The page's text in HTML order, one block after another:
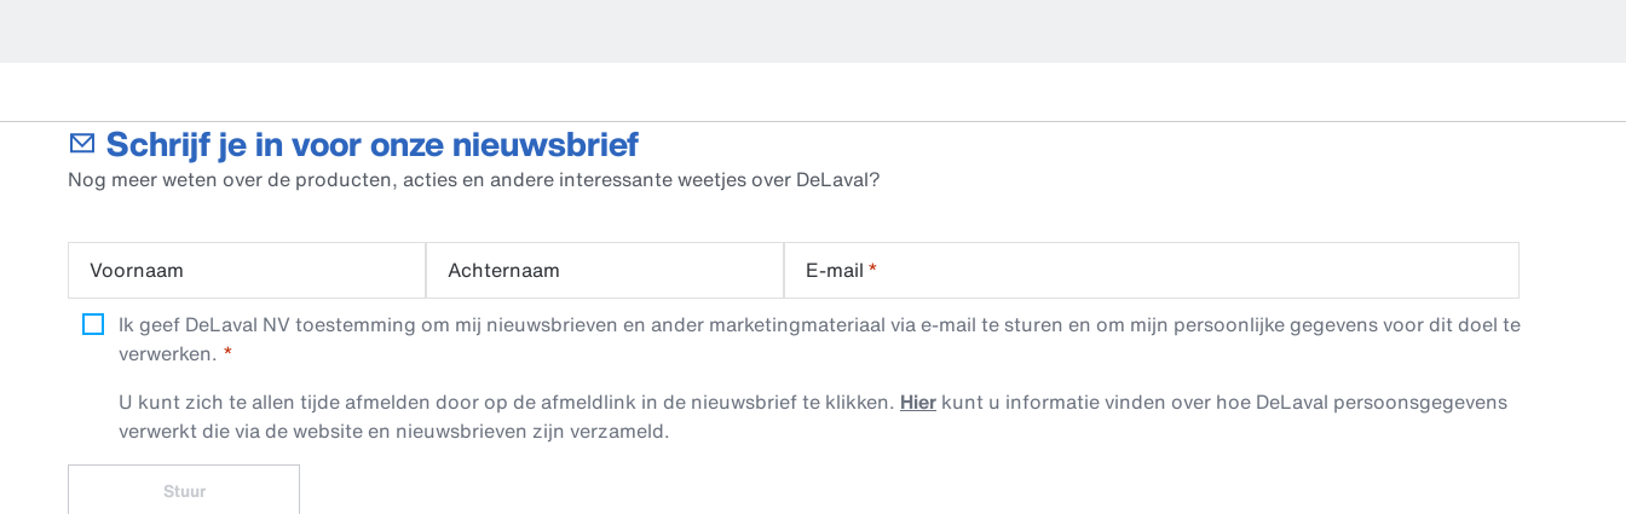
Schrijf je in voor onze nieuwsbrief
Nog meer weten over de producten, acties en andere interessante weetjes over DeLaval?
Voornaam Achternaam E-mail *
Ik geef DeLaval NV toestemming om mij nieuwsbrieven en ander marketingmateriaal via e-mail te sturen en om mijn persoonlijke gegevens voor dit doel te
verwerken.
U kunt zich te allen tijde afmelden door op de afmeldlink in de nieuwsbrief te klikken. Hier kunt u informatie vinden over hoe DeLaval persoonsgegevens
verwerkt die via de website en nieuwsbrieven zijn verzameld.
Stuur